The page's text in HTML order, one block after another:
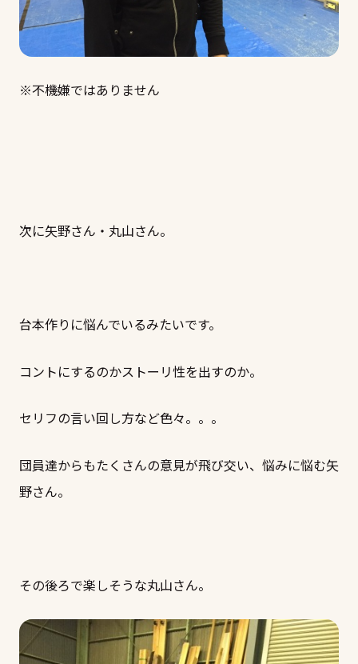
※不機嫌ではありません
次に矢野さん・丸山さん。
台本作りに悩んでいるみたいです。
コントにするのかストーリ性を出すのか。
セリフの言い回し方など色々。。。
団員達からもたくさんの意見が飛び交い、悩みに悩む矢
野さん。
その後ろで楽しそうな丸山さん。